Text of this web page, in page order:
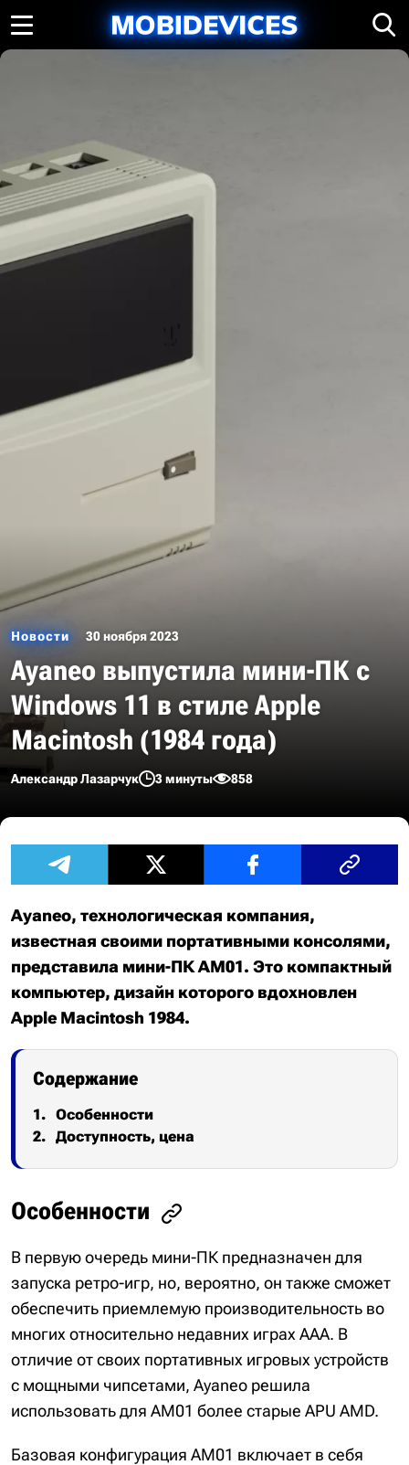
Новости 30 ноября 2023
Ayaneo выпустила мини-ПК с
Windows 11 в стиле Apple
Macintosh (1984 года)
Александр Лазарчук 3 минуты 858
Ayaneo, технологическая компания,
известная своими портативными консолями,
представила мини-ПК AM01. Это компактный
компьютер, дизайн которого вдохновлен
Apple Macintosh 1984.
Содержание
Особенности
Доступность, цена
Особенности
В первую очередь мини-ПК предназначен для
запуска ретро-игр, но, вероятно, он также сможет
обеспечить приемлемую производительность во
многих относительно недавних играх AAA. В
отличие от своих портативных игровых устройств
с мощными чипсетами, Ayaneo решила
использовать для AM01 более старые APU AMD.
Базовая конфигурация AM01 включает в себя